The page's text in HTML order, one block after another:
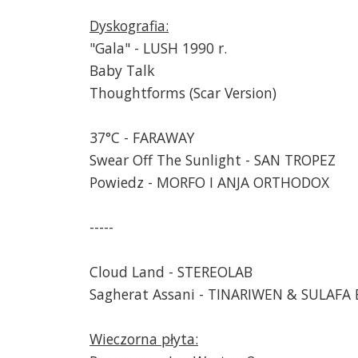
Dyskografia:
"Gala" - LUSH 1990 r.
Baby Talk
Thoughtforms (Scar Version)
37°C - FARAWAY
Swear Off The Sunlight - SAN TROPEZ
Powiedz - MORFO I ANJA ORTHODOX
-----
Cloud Land - STEREOLAB
Sagherat Assani - TINARIWEN & SULAFA
Wieczorna płyta: